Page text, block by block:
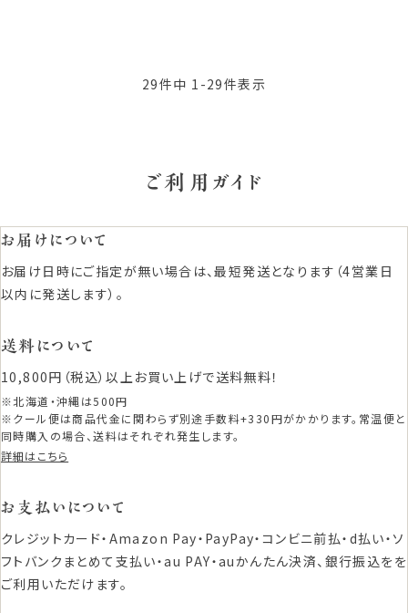
29件中 1 -29件表示
ご利用ガイド
お届けについて
お届け日時にご指定が無い場合は、最短発送となります（4営業日
以内に発送します）。
送料について
10,800円（税込）以上お買い上げで送料無料！
※北海道・沖縄は500円
※クール便は商品代金に関わらず別途手数料+330円がかかります。常温便と
同時購入の場合、送料はそれぞれ発生します。
詳細はこちら
お支払いについて
クレジットカード・Amazon Pay・PayPay・コンビニ前払・d払い・ソ
フトバンクまとめて支払い・au PAY・auかんたん決済、銀行振込をを
ご利用いただけます。